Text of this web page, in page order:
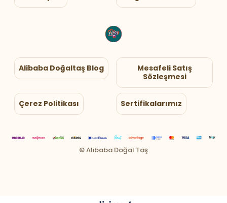
Alibaba Doğaltaş Blog
Mesafeli Satış
Sözleşmesi
Çerez Politikası Sertifikalarımız